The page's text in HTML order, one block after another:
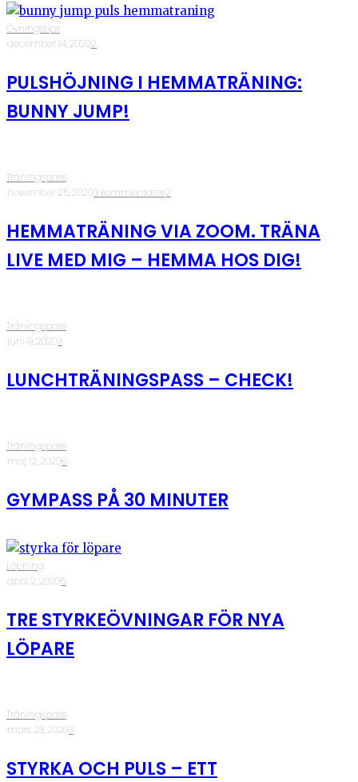
Övningstips
·december 14, 2020·2
PULSHÖJNING I HEMMATRÄNING:
BUNNY JUMP!
Träningspass
·november 25, 2020·3 kommentarer·2
HEMMATRÄNING VIA ZOOM. TRÄNA
LIVE MED MIG – HEMMA HOS DIG!
Träningspass
·juni 9, 2020·3
LUNCHTRÄNINGSPASS – CHECK!
Träningspass
·maj 12, 2020·8
GYMPASS PÅ 30 MINUTER
Löpning
·april 2, 2020·5
TRE STYRKEÖVNINGAR FÖR NYA
LÖPARE
Träningspass
·mars 23, 2020·3
STYRKA OCH PULS – ETT